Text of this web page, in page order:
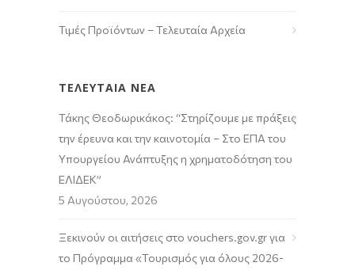
Τιμές Προϊόντων – Τελευταία Αρχεία
ΤΕΛΕΥΤΑΙΑ ΝΕΑ
Τάκης Θεοδωρικάκος: “Στηρίζουμε με πράξεις
την έρευνα και την καινοτομία – Στο ΕΠΑ του
Υπουργείου Ανάπτυξης η χρηματοδότηση του
ΕΛΙΔΕΚ”
5 Αυγούστου, 2026
Ξεκινούν οι αιτήσεις στο vouchers.gov.gr για
το Πρόγραμμα «Τουρισμός για όλους 2026-